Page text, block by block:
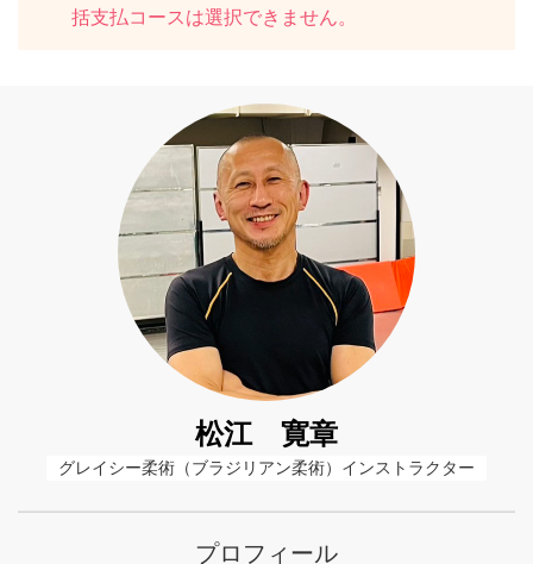
括支払コースは選択できません。
松江 寛章
グレイシー柔術（ブラジリアン柔術）インストラクター
プロフィール